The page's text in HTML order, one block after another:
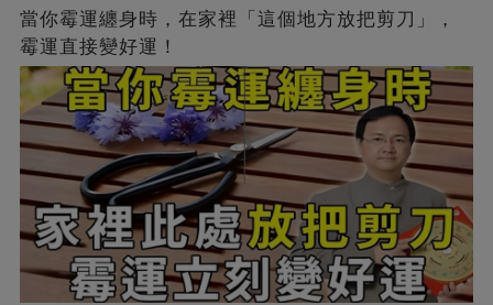
當你霉運纏身時，在家裡「這個地方放把剪刀」，
霉運直接變好運！